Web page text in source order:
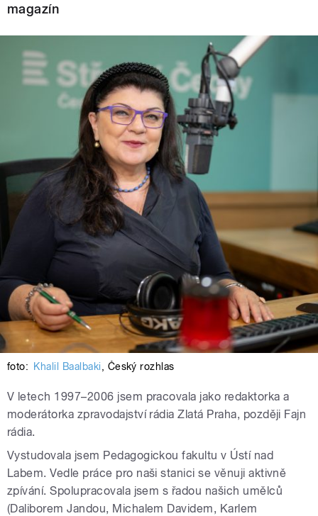
magazín
foto: Khalil Baalbaki, Český rozhlas
V letech 1997–2006 jsem pracovala jako redaktorka a
moderátorka zpravodajství rádia Zlatá Praha, později Fajn
rádia.
Vystudovala jsem Pedagogickou fakultu v Ústí nad
Labem. Vedle práce pro naši stanici se věnuji aktivně
zpívání. Spolupracovala jsem s řadou našich umělců
(Daliborem Jandou, Michalem Davidem, Karlem